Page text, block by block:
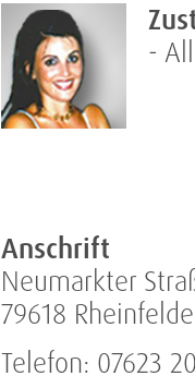
-
Anschrift
Neumarkter
79618
Telefon: 07623